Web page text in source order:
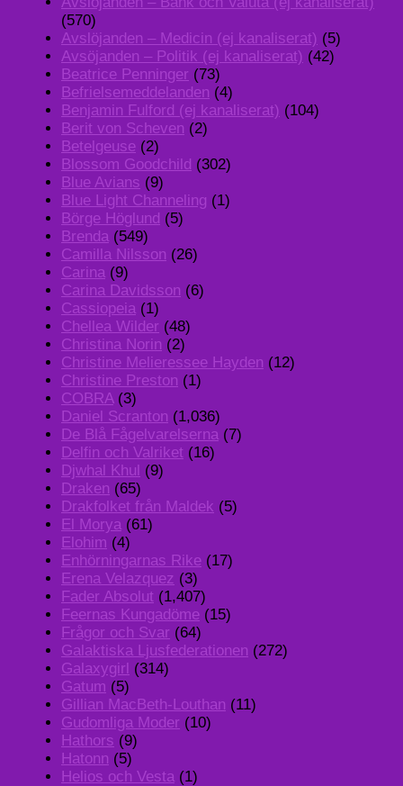
(570)
Avslöjanden – Medicin (ej kanaliserat) (5)
Avsöjanden – Politik (ej kanaliserat) (42)
Beatrice Penninger (73)
Befrielsemeddelanden (4)
Benjamin Fulford (ej kanaliserat) (104)
Berit von Scheven (2)
Betelgeuse (2)
Blossom Goodchild (302)
Blue Avians (9)
Blue Light Channeling (1)
Börge Höglund (5)
Brenda (549)
Camilla Nilsson (26)
Carina (9)
Carina Davidsson (6)
Cassiopeia (1)
Chellea Wilder (48)
Christina Norin (2)
Christine Melieressee Hayden (12)
Christine Preston (1)
COBRA(3)
Daniel Scranton (1,036)
De Blå Fågelvarelserna (7)
Delfin och Valriket (16)
Djwhal Khul (9)
Draken (65)
Drakfolket från Maldek (5)
El Morya (61)
Elohim (4)
Enhörningarnas Rike (17)
Erena Velazquez (3)
Fader Absolut (1,407)
Feernas Kungadöme (15)
Frågor och Svar (64)
Galaktiska Ljusfederationen (272)
Galaxygirl (314)
Gatum (5)
Gillian MacBeth-Louthan (11)
Gudomliga Moder (10)
Hathors (9)
Hatonn (5)
Helios och Vesta (1)